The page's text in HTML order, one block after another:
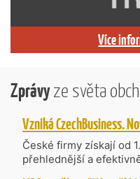
Více
Zprávyze světa
České firmy získají od
přehlednější a